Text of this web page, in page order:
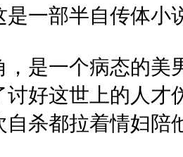
是一部半自传体小
，是一个病态的美
讨好这世上的人才
自杀都拉着情妇陪